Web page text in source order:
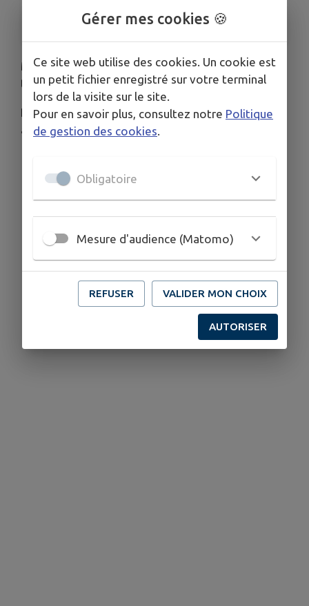
Enfants (jusqu’à 12 ans) 10€
Menu : salade corrézienne, sanglier et pomme de
terre au four, dessert.
Réservation avant le 6 juillet au 06.75.99.39.21 ou
au 06.87.06.33.33
Gérer mes cookies 🍪
Ce site web utilise des cookies. Un cookie est
un petit fichier enregistré sur votre terminal
lors de la visite sur le site.
Pour en savoir plus, consultez notre Politique
de gestion des cookies.
Obligatoire
Mesure d'audience (Matomo)
REFUSER VALIDER MON CHOIX
AUTORISER